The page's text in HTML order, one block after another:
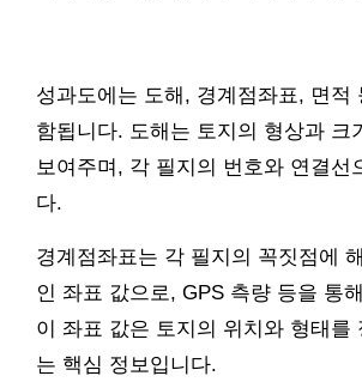
성과도에는 도해, 경계점좌표, 면적
함됩니다. 도해는 토지의 형상과 크
보여주며, 각 필지의 번호와 연결선
다.
경계점좌표는 각 필지의 꼭짓점에
인 좌표 값으로, GPS 측량 등을 통
이 좌표 값은 토지의 위치와 형태를
는 핵심 정보입니다.